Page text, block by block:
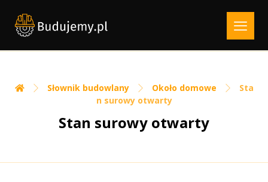
Słownik budowlany Około domowe
Sta
n surowy otwarty
Stan surowy otwarty